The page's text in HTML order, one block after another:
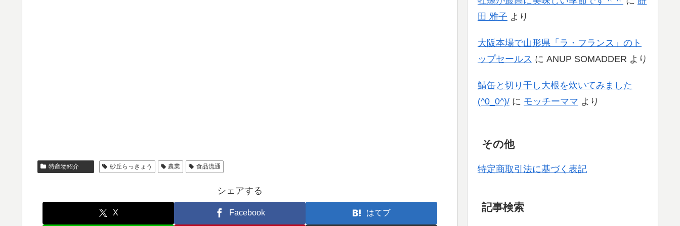
特産物紹介 砂丘らっきょう 農業 食品流通
シェアする
X Facebook はてブ
田 雅子 より
大阪本場で山形県「ラ・フランス」のト
ップセールス に ANUP SOMADDER より
鯖缶と切り干し大根を炊いてみました
(^0_0^)/ に モッチーママ より
その他
特定商取引法に基づく表記
記事検索